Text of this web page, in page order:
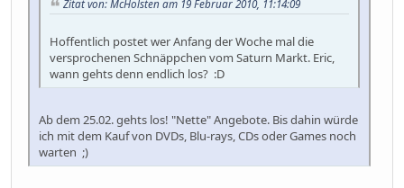
Zitat von: McHolsten am 19 Februar 2010, 11:14:09
Hoffentlich postet wer Anfang der Woche mal die
versprochenen Schnäppchen vom Saturn Markt. Eric,
wann gehts denn endlich los? :D
Ab dem 25.02. gehts los! "Nette" Angebote. Bis dahin würde
ich mit dem Kauf von DVDs, Blu-rays, CDs oder Games noch
warten ;)